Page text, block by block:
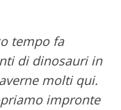
tempo fa
di dinosauri in
molti qui.
impronte